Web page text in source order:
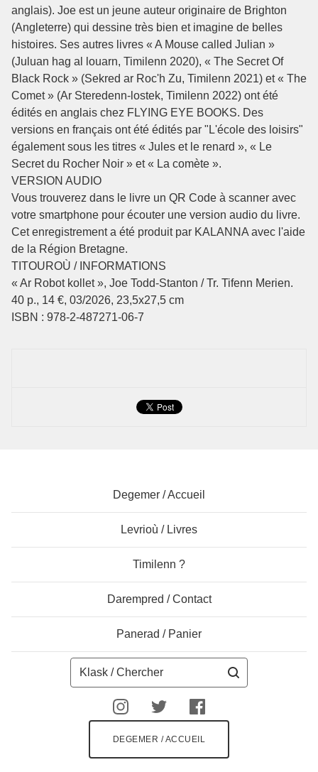
anglais). Joe est un jeune auteur originaire de Brighton
(Angleterre) qui dessine très bien et imagine de belles
histoires. Ses autres livres « A Mouse called Julian »
(Juluan hag al louarn, Timilenn 2020), « The Secret Of
Black Rock » (Sekred ar Roc'h Zu, Timilenn 2021) et « The
Comet » (Ar Steredenn-lostek, Timilenn 2022) ont été
édités en anglais chez FLYING EYE BOOKS. Des
versions en français ont été édités par "L'école des loisirs"
également sous les titres « Jules et le renard », « Le
Secret du Rocher Noir » et « La comète ».
VERSION AUDIO
Vous trouverez dans le livre un QR Code à scanner avec
votre smartphone pour écouter une version audio du livre.
Cet enregistrement a été produit par KALANNA avec l'aide
de la Région Bretagne.
TITOUROÙ / INFORMATIONS
« Ar Robot kollet », Joe Todd-Stanton / Tr. Tifenn Merien.
40 p., 14 €, 03/2026, 23,5x27,5 cm
ISBN : 978-2-487271-06-7
Degemer / Accueil
Levrioù / Livres
Timilenn ?
Darempred / Contact
Panerad / Panier
Klask
/
Chercher
DEGEMER / ACCUEIL